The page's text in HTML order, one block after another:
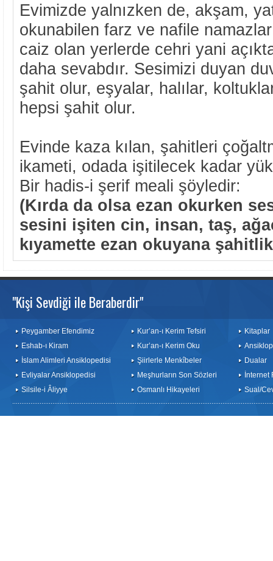
Evimizde yalnızken de, akşam,
okunabilen farz ve nafile
caiz olan yerlerde cehri yani
daha sevabdır. Sesimizi duyan
şahit olur, eşyalar, halılar,
hepsi şahit olur.
Evinde kaza kılan, şahitleri
ikameti, odada işitilecek kadar
Bir hadis-i şerif meali şöyledir:
(Kırda da olsa ezan okurken
sesini işiten cin, insan, taş,
kıyamette ezan okuyana
"Kişi Sevdiği ile Beraberdir"
Peygamber Efendimiz
Eshab-ı Kiram
İslam Alimleri Ansiklopedisi
Evliyalar Ansiklopedisi
Silsile-i Âliyye
Kur’an-ı Kerim Tefsiri
Kur’an-ı Kerim Oku
Şiirlerle Menkîbeler
Meşhurların Son Sözleri
Osmanlı Hikayeleri
Kitaplar
Dualar
İnternet
Sual/